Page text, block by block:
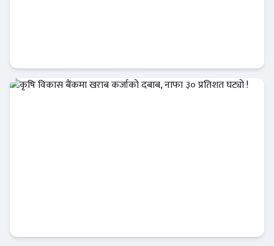
बैंक-वित्त